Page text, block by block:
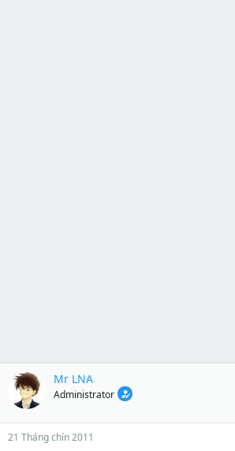
Mr LNA
Administrator
21 Tháng chín 2011